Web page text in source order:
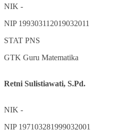
NIK -
NIP 199303112019032011
STAT PNS
GTK Guru Matematika
Retni Sulistiawati, S.Pd.
NIK -
NIP 197103281999032001